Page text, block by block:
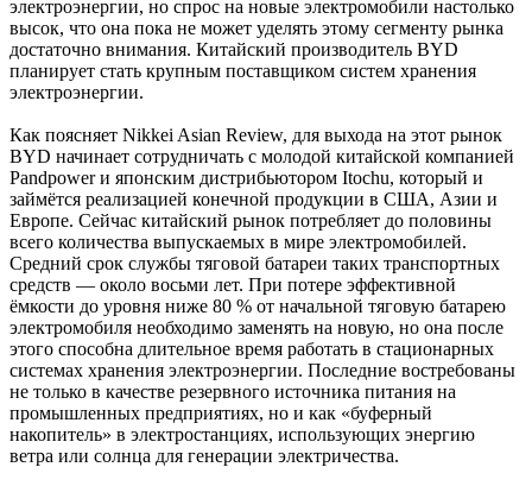
электроэнергии, но спрос на новые электромобили настолько
высок, что она пока не может уделять этому сегменту рынка
достаточно внимания. Китайский производитель BYD
планирует стать крупным поставщиком систем хранения
электроэнергии.
Как поясняет Nikkei Asian Review, для выхода на этот рынок
BYD начинает сотрудничать с молодой китайской компанией
Pandpower и японским дистрибьютором Itochu, который и
займётся реализацией конечной продукции в США, Азии и
Европе. Сейчас китайский рынок потребляет до половины
всего количества выпускаемых в мире электромобилей.
Средний срок службы тяговой батареи таких транспортных
средств — около восьми лет. При потере эффективной
ёмкости до уровня ниже 80 % от начальной тяговую батарею
электромобиля необходимо заменять на новую, но она после
этого способна длительное время работать в стационарных
системах хранения электроэнергии. Последние востребованы
не только в качестве резервного источника питания на
промышленных предприятиях, но и как «буферный
накопитель» в электростанциях, использующих энергию
ветра или солнца для генерации электричества.